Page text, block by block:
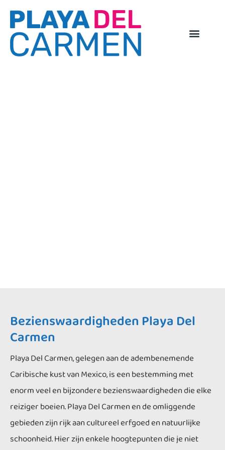
Bezienswaardigheden Playa Del
Carmen
Playa Del Carmen, gelegen aan de adembenemende
Caribische kust van Mexico, is een bestemming met
enorm veel en bijzondere bezienswaardigheden die elke
reiziger boeien. Playa Del Carmen en de omliggende
gebieden zijn rijk aan cultureel erfgoed en natuurlijke
schoonheid. Hier zijn enkele hoogtepunten die je niet